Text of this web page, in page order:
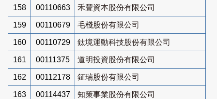
158 00110663 禾豐資本股份有限公司
159 00110679 毛棧股份有限公司
160 00110729 鈦境運動科技股份有限公司
161 00111375 道明投資股份有限公司
162 00112178 鉦瑞股份有限公司
163 00114437 知策事業股份有限公司